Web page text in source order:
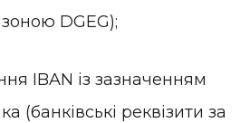
DGEG);
IBAN із зазначенням
(банківські реквізити за